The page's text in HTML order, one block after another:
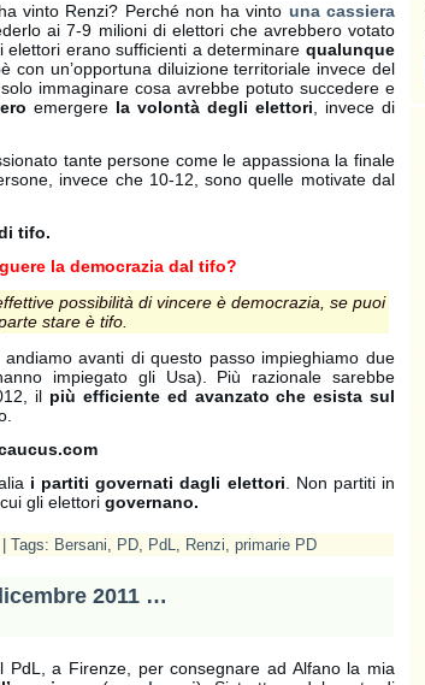
vinto Renzi? Perché non ha vinto una cassiera
ai 7-9 milioni di elettori che avrebbero votato
erano sufficienti a determinare qualunque
con un’opportuna diluizione territoriale invece del
immaginare cosa avrebbe potuto succedere e
emergere la volontà degli elettori , invece di
tante persone come le appassiona la finale
invece che 10-12, sono quelle motivate dal
tifo.
la democrazia dal tifo?
possibilità di vincere è democrazia, se puoi
stare è tifo.
andiamo avanti di questo passo impieghiamo due
impiegato gli Usa). Più razionale sarebbe
il più efficiente ed avanzato che esista sul
i partiti governati dagli elettori . Non partiti in
gli elettori governano.
| Tags: Bersani, PD, PdL, Renzi, primarie PD
2011 …
a Firenze, per consegnare ad Alfano la mia